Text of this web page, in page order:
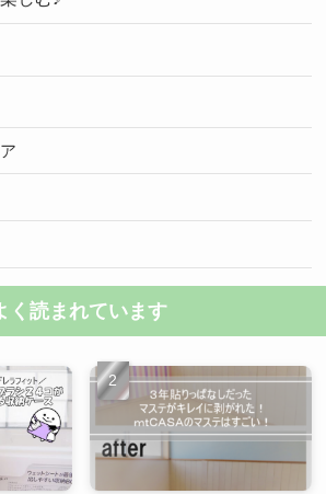
く読まれています